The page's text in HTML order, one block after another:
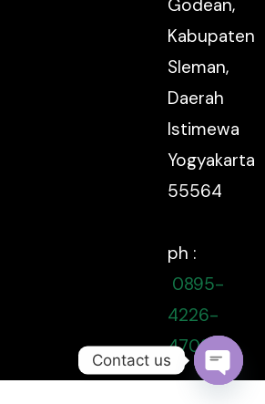
Godean,
Kabupaten
Sleman,
Daerah
Istimewa
Yogyakarta
55564
ph :
0895-
4226-
47080
Contact us